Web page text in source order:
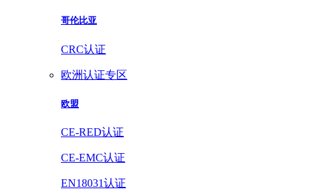
哥伦比亚
CRC认证
欧洲认证专区
欧盟
CE-RED认证
CE-EMC认证
EN18031认证